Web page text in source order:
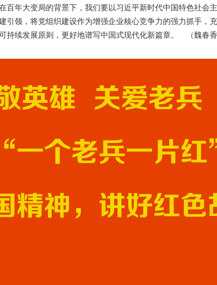
百年大变局的背景下，我们要以习近平新时代中国特色社会
引领，将党组织建设作为增强企业核心竞争力的强力抓手，
持续发展原则，更好地谱写中国式现代化新篇章。 （魏春香